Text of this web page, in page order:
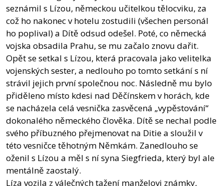
seznámil s Lízou, německou učitelkou tělocviku, za
což ho nakonec v hotelu zostudili (všechen personál
ho poplival) a Dítě odsud odešel. Poté, co německá
vojska obsadila Prahu, se mu začalo znovu dařit.
Opět se setkal s Lízou, která pracovala jako velitelka
vojenských sester, a nedlouho po tomto setkání s ní
strávil jejich první společnou noc. Následně mu bylo
přiděleno místo kdesi nad Děčínskem v horách, kde
se nacházela celá vesnička zasvěcená „vypěstování“
dokonalého německého člověka. Dítě se nechal podle
svého příbuzného přejmenovat na Ditie a sloužil v
této vesničce těhotným Němkám. Zanedlouho se
oženil s Lízou a měl s ní syna Siegfrieda, který byl ale
mentálně zaostalý.
Líza vozila z válečných tažení manželovi známky,